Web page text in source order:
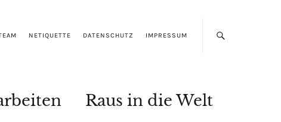
NETIQUETTE DATENSCHUTZ IMPRESSUM
Raus in die Welt